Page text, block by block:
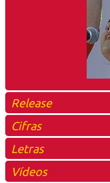
Release
Cifras
Letras
Vídeos